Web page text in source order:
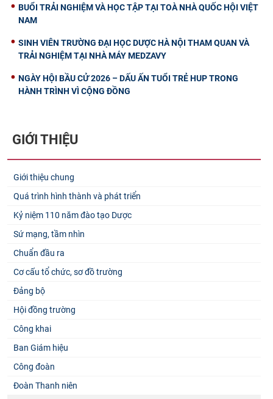
BUỔI TRẢI NGHIỆM VÀ HỌC TẬP TẠI TOÀ NHÀ QUỐC HỘI VIỆT
NAM
SINH VIÊN TRƯỜNG ĐẠI HỌC DƯỢC HÀ NỘI THAM QUAN VÀ
TRẢI NGHIỆM TẠI NHÀ MÁY MEDZAVY
NGÀY HỘI BẦU CỬ 2026 – DẤU ẤN TUỔI TRẺ HUP TRONG
HÀNH TRÌNH VÌ CỘNG ĐỒNG
GIỚI THIỆU
Giới thiệu chung
Quá trình hình thành và phát triển
Kỷ niệm 110 năm đào tạo Dược
Sứ mạng, tầm nhìn
Chuẩn đầu ra
Cơ cấu tổ chức, sơ đồ trường
Đảng bộ
Hội đồng trường
Công khai
Ban Giám hiệu
Công đoàn
Đoàn Thanh niên